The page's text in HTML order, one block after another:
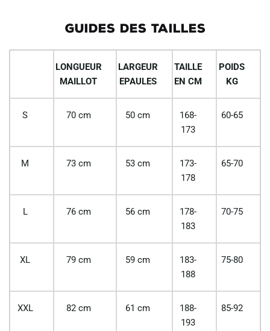
GUIDES DES TAILLES
LONGUEUR
MAILLOT
LARGEUR
EPAULES
TAILLE
EN CM
POIDS
KG
S 70 cm 50 cm
168-
173
60-65
M 73 cm 53 cm
173-
178
65-70
L 76 cm 56 cm
178-
183
70-75
XL 79 cm 59 cm
183-
188
75-80
XXL 82 cm 61 cm
188-
193
85-92